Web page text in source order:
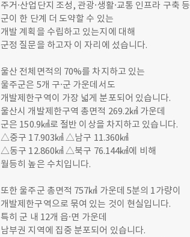
주거·산업단지 조성, 관광·생활·교통 인프라 구축 등
군이 한 단계 더 도약할 수 있는
개발 계획을 수립하고 있는지에 대해
군정 질문을 하고자 이 자리에 섰습니다.
울산 전체면적의 70%를 차지하고 있는
울주군은 5개 구·군 가운데서도
개발제한구역이 가장 넓게 분포되어 있습니다.
울산시 개발제한구역 총면적 269.2㎢ 가운데
군은 150.9㎢로 절반 이상을 차지하고 있습니다.
△중구 17.903㎢ △남구 11.360㎢
△동구 12.860㎢ △북구 76.144㎢에 비해
월등히 높은 수치입니다.
또한 울주군 총면적 757㎢ 가운데 5분의 1가량이
개발제한구역으로 묶여 있는 것이 현실입니다.
특히 군 내 12개 읍·면 가운데
남부권 지역에 집중 분포되어 있습니다.